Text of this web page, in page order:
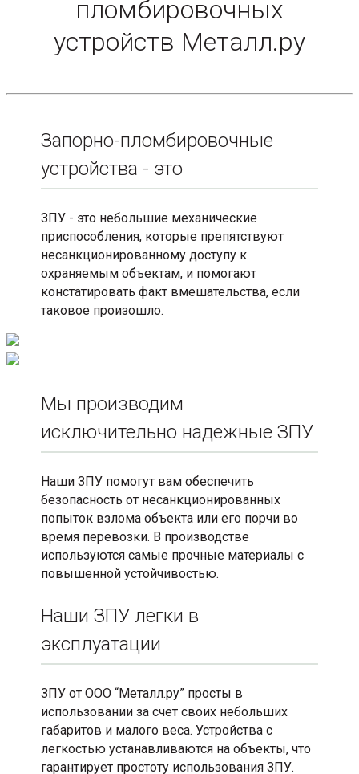
пломбировочных
устройств Металл.ру
Запорно-пломбировочные
устройства - это
ЗПУ - это небольшие механические
приспособления, которые препятствуют
несанкционированному доступу к
охраняемым объектам, и помогают
констатировать факт вмешательства, если
таковое произошло.
Мы производим
исключительно надежные ЗПУ
Наши ЗПУ помогут вам обеспечить
безопасность от несанкционированных
попыток взлома объекта или его порчи во
время перевозки. В производстве
используются самые прочные материалы с
повышенной устойчивостью.
Наши ЗПУ легки в
эксплуатации
ЗПУ от ООО “Металл.ру” просты в
использовании за счет своих небольших
габаритов и малого веса. Устройства с
легкостью устанавливаются на объекты, что
гарантирует простоту использования ЗПУ.